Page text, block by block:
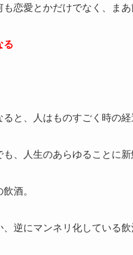
も恋愛とかだけでなく、まあ
る
ると、人はものすごく時の
も、人生のあらゆることに
酒。
逆にマンネリ化している